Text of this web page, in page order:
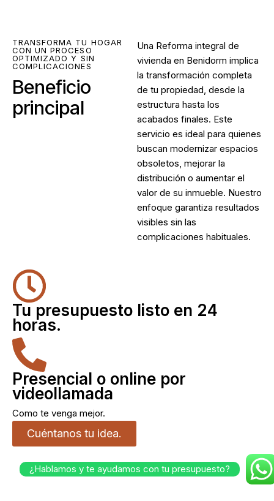
TRANSFORMA TU HOGAR
CON UN PROCESO
OPTIMIZADO Y SIN
COMPLICACIONES
Beneficio
principal
Una Reforma integral de
vivienda en Benidorm implica
la transformación completa
de tu propiedad, desde la
estructura hasta los
acabados finales. Este
servicio es ideal para quienes
buscan modernizar espacios
obsoletos, mejorar la
distribución o aumentar el
valor de su inmueble. Nuestro
enfoque garantiza resultados
visibles sin las
complicaciones habituales.
Tu presupuesto listo en 24
horas.
Presencial o online por
videollamada
Como te venga mejor.
Cuéntanos tu idea.
¿Hablamos y te ayudamos con tu presupuesto?